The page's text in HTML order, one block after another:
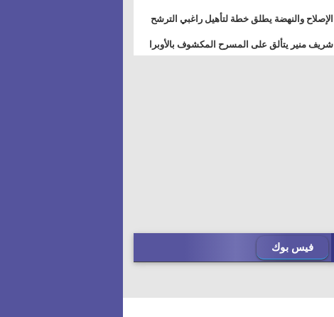
الدوري لمتابعة الحصر الحيازي الجديدة
الإصلاح والنهضة يطلق خطة لتأهيل راغبي الترشح
للمجالس الشعبية المحلية ويستعرض خطط أماناته
بالمحافظات
شريف منير يتألق على المسرح المكشوف بالأوبرا
فيس بوك